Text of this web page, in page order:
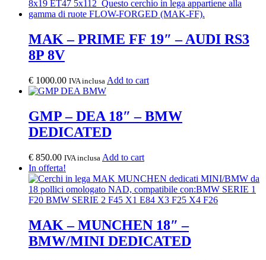
MAK – PRIME FF 19″ – AUDI RS3
8P 8V
€ 1000.00 IVA inclusa Add to cart
GMP – DEA 18″ – BMW
DEDICATED
€ 850.00 IVA inclusa Add to cart
In offerta!
MAK – MUNCHEN 18″ –
BMW/MINI DEDICATED